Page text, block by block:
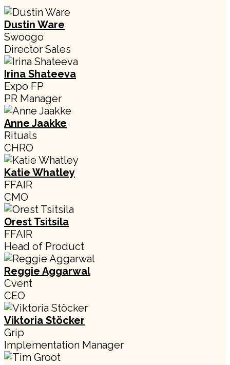
Dustin Ware
Swoogo
Director Sales
Irina Shateeva
Expo FP
PR Manager
Anne Jaakke
Rituals
CHRO
Katie Whatley
FFAIR
CMO
Orest Tsitsila
FFAIR
Head of Product
Reggie Aggarwal
Cvent
CEO
Viktoria Stöcker
Grip
Implementation Manager